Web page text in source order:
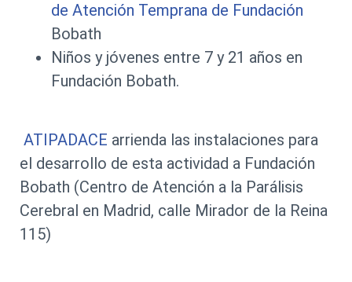
de Atención Temprana de Fundación
Bobath
Niños y jóvenes entre 7 y 21 años en
Fundación Bobath.
ATIPADACE arrienda las instalaciones para
el desarrollo de esta actividad a Fundación
Bobath (Centro de Atención a la Parálisis
Cerebral en Madrid, calle Mirador de la Reina
115)